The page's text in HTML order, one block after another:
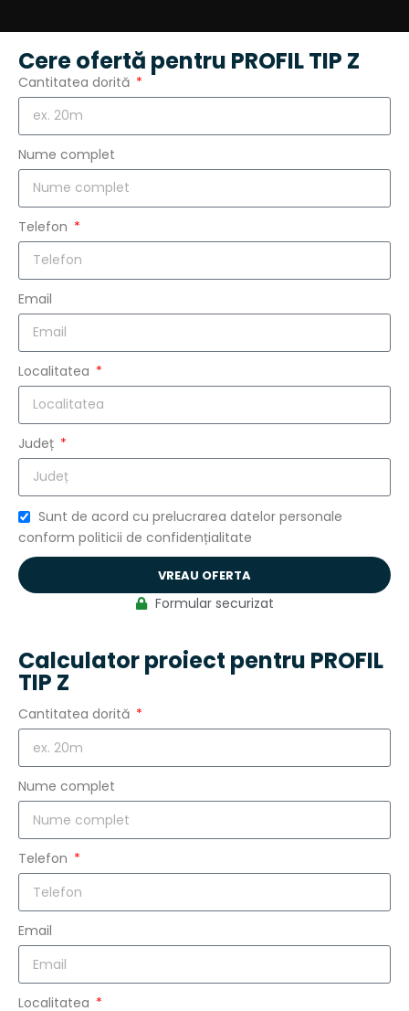
Cere ofertă pentru PROFIL TIP Z
Cantitatea dorită
Nume complet
Telefon
Email
Localitatea
Județ
Sunt de acord cu prelucrarea datelor personale
conform politicii de confidențialitate
VREAU OFERTA
Formular securizat
Calculator proiect pentru PROFIL
TIP Z
Cantitatea dorită
Nume complet
Telefon
Email
Localitatea